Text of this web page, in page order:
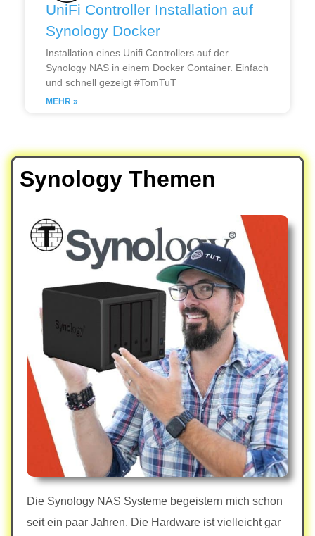
UniFi Controller Installation auf
Synology Docker
Installation eines Unifi Controllers auf der
Synology NAS in einem Docker Container. Einfach
und schnell gezeigt #TomTuT
MEHR »
Synology Themen
Die Synology NAS Systeme begeistern mich schon
seit ein paar Jahren. Die Hardware ist vielleicht gar